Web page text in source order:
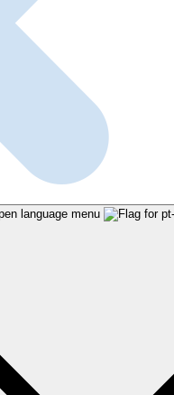
language menu